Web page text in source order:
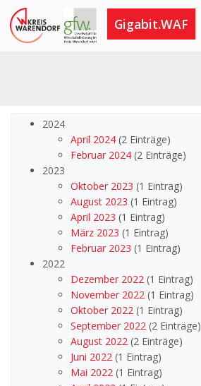
Gigabit.WAF
2024
April 2024(2 Einträge)
Februar 2024(2 Einträge)
2023
Oktober 2023 (1 Eintrag)
August 2023 (1 Eintrag)
April 2023 (1 Eintrag)
März 2023 (1 Eintrag)
Februar 2023 (1 Eintrag)
2022
Dezember 2022 (1 Eintrag)
November 2022 (1 Eintrag)
Oktober 2022 (1 Eintrag)
September 2022 (2 Einträge)
August 2022 (2 Einträge)
Juni 2022 (1 Eintrag)
Mai 2022 (1 Eintrag)